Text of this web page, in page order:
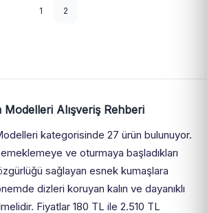
1 2
Modelleri Alışveriş Rehberi
kategorisinde 27 ürün bulunuyor.
ve oturmaya başladıkları
sağlayan esnek kumaşlara
dizleri koruyan kalın ve dayanıklı
Fiyatlar 180 TL ile 2.510 TL